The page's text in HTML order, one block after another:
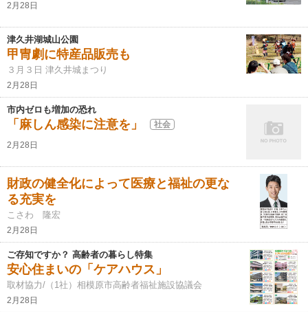
2月28日
津久井湖城山公園
甲冑劇に特産品販売も
３月３日 津久井城まつり
2月28日
市内ゼロも増加の恐れ
「麻しん感染に注意を」 社会
2月28日
財政の健全化によって医療と福祉の更な
る充実を
こさわ 隆宏
2月28日
ご存知ですか？ 高齢者の暮らし特集
安心住まいの「ケアハウス」
取材協力/（1社）相模原市高齢者福祉施設協議会
2月28日